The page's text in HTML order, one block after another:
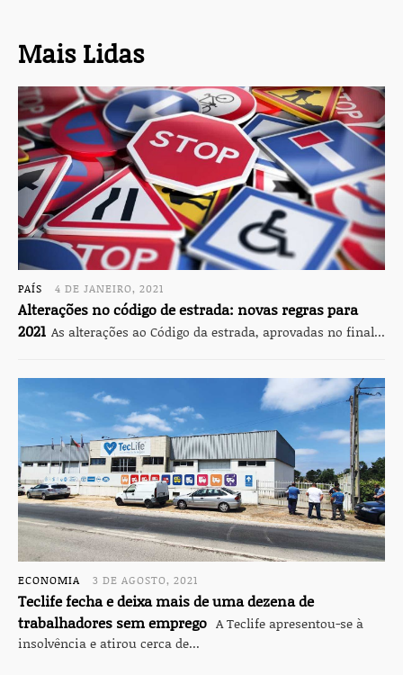
Mais Lidas
PAÍS 4 DE JANEIRO, 2021
Alterações no código de estrada: novas regras para
2021 As alterações ao Código da estrada, aprovadas no final...
ECONOMIA 3 DE AGOSTO, 2021
Teclife fecha e deixa mais de uma dezena de
trabalhadores sem emprego A Teclife apresentou-se à
insolvência e atirou cerca de...